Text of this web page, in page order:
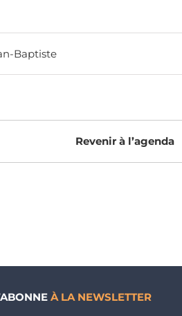
Baptiste
Revenir à l’agenda
À LA NEWSLETTER